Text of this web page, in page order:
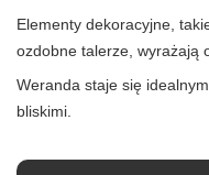
Elementy dekoracyjne,
ozdobne talerze, wyrażają
Weranda staje się
bliskimi.